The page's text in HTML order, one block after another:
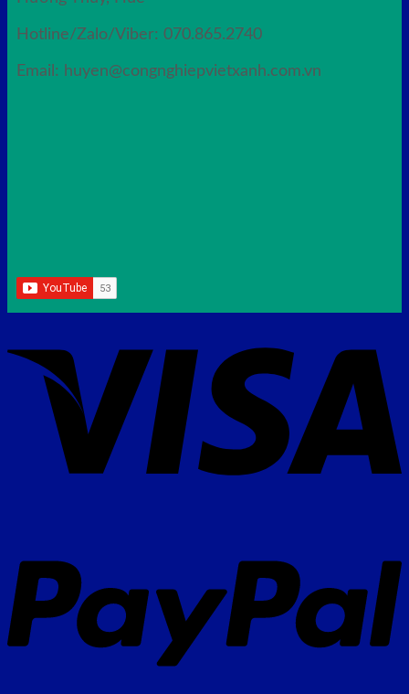
Hotline/Zalo/Viber: 070.865.2740
Email: huyen@congnghiepvietxanh.com.vn